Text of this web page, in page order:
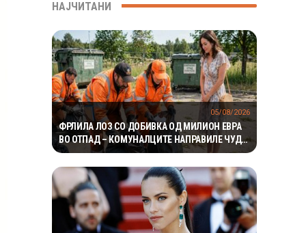
НАЈЧИТАНИ
ФРЛИЛА ЛОЗ СО ДОБИВКА ОД МИЛИОН ЕВРА
ВО ОТПАД – КОМУНАЛЦИТЕ НАПРАВИЛЕ ЧУДО
ЗА ДА ГО ПРОНАЈДАТ
05/08/2026